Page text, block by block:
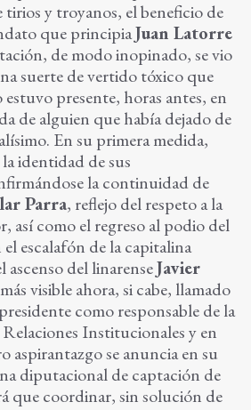
y troyanos, el beneficio de
que principiaJuan Latorre
de modo inopinado, se vio
suerte de vertido tóxico que
presente, horas antes, en
de alguien que había dejado de
En su primera medida,
identidad de sus
la continuidad de
Parra, reflejo del respeto a la
así como el regreso al podio del
escalafón de la capitalina
ascenso del linarenseJavier
visible ahora, si cabe, llamado
como responsable de la
Institucionales y en
aspirantazgo se anuncia en su
diputacional de captación de
que coordinar, sin solución de